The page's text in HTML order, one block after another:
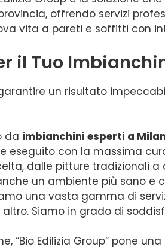
offrendo servizi
vita a pareti e soffitti con
il Tuo
un risultato
da imbianchini esperti a
eseguito con la massima
dalle pitture tradizionali
un ambiente più sano e
una vasta gamma di
Siamo in grado di
“Bio Edilizia Group” pone